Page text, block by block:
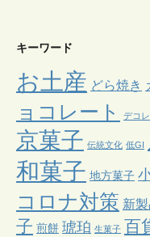
キーワード
お土産 どら焼き
ョコレート
デコ
京菓子 伝統文化 低GI
和菓子 地方菓子
コロナ対策 新
子 煎餅 琥珀 生菓子 百